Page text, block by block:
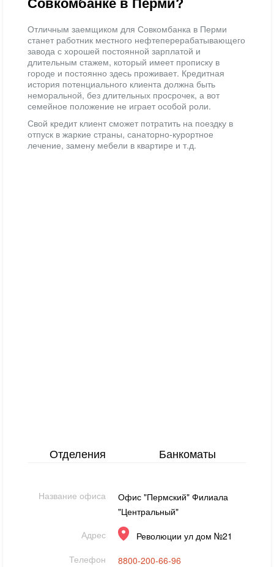
Отличным заемщиком для Совкомбанка в Перми
станет работник местного нефтеперерабатывающего
завода с хорошей постоянной зарплатой и
длительным стажем, который имеет прописку в
городе и постоянно здесь проживает. Кредитная
история потенциального клиента должна быть
неморальной, без длительных просрочек, а вот
семейное положение не играет особой роли.
Свой кредит клиент сможет потратить на поездку в
отпуск в жаркие страны, санаторно-курортное
лечение, замену мебели в квартире и т.д.
Отделения Банкоматы
Название офиса
Офис "Пермский" Филиала
"Центральный"
Адрес
Революции ул дом №21
Телефон
8800-200-66-96